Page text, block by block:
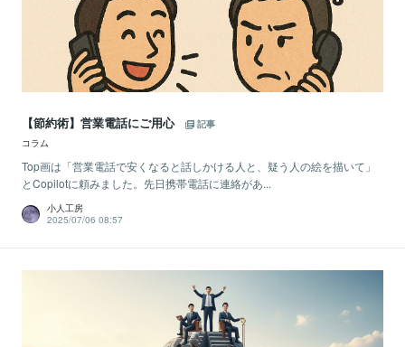
【節約術】営業電話にご用心
記事
コラム
Top画は「営業電話で安くなると話しかける人と、疑う人の絵を描いて」
とCopilotに頼みました。先日携帯電話に連絡があ...
小人工房
2025/07/06 08:57